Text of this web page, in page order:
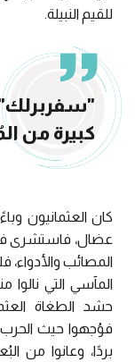
للقيم النبيلة.
"سفربرلك"
كبيرة من
كان العثمانيون
عضال، فاستشرى في
المصائب
المآسي التي
حشد الطغاة
فوُجهوا حيث
بردًا، وعانوا من